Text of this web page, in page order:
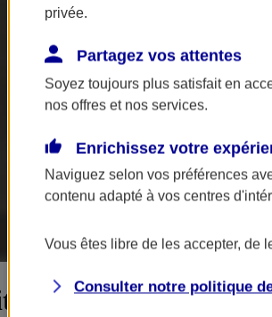
: hôtellerie et
privée.
Partagez vos attentes
Soyez toujours plus satisfait en
nos offres et nos services.
Enrichissez votre
Naviguez selon vos préférences
contenu adapté à vos centres
Vous êtes libre de les accepter, de
Consulter notre politique